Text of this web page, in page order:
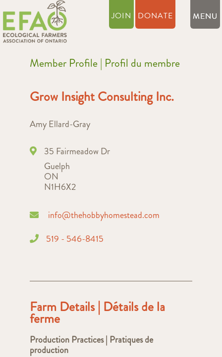
JOIN DONATE
Member Profile | Profil du membre
Grow Insight Consulting Inc.
Amy Ellard-Gray
35 Fairmeadow Dr
Guelph
ON
N1H6X2
info@thehobbyhomestead.com
519 - 546-8415
Farm Details | Détails de la
ferme
Production Practices | Pratiques de
production